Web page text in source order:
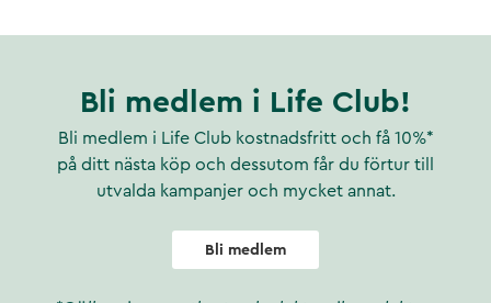
Bli medlem i Life Club!
Bli medlem i Life Club kostnadsfritt och få 10%*
på ditt nästa köp och dessutom får du förtur till
utvalda kampanjer och mycket annat.
Bli medlem